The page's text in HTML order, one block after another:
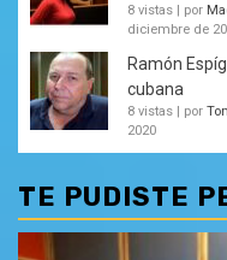
8 vistas | por
diciembre de
Ramón
cubana
8 vistas | por
2020
TE PUDISTE